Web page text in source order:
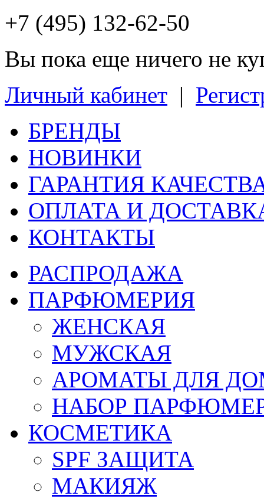
+7 (495) 132-62-50
Вы пока еще ничего не
Личный кабинет |
БРЕНДЫ
НОВИНКИ
ГАРАНТИЯ
ОПЛАТА И
КОНТАКТЫ
РАСПРОДАЖА
ПАРФЮМЕРИЯ
ЖЕНСКАЯ
МУЖСКАЯ
АРОМАТЫ ДЛЯ
НАБОР
КОСМЕТИКА
SPF ЗАЩИТА
МАКИЯЖ